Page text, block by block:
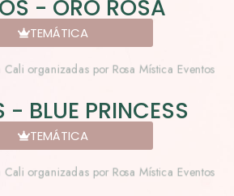
- ORO ROSA
TEMÁTICA
- BLUE PRINCESS
TEMÁTICA